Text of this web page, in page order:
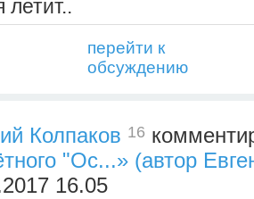
летит..
перейти к
обсуждению
Колпаков 16
"Ос...» (автор
16.05